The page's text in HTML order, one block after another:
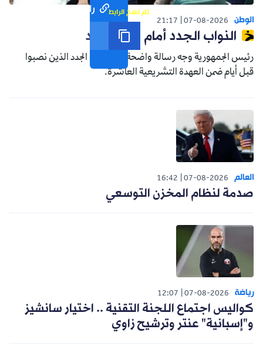
رابط مختصر تم نسخ الرابط
الوطن 07-08-2026
21:17
النواب الجدد أمام واقع جديد
رئيس الجمهورية وجه رسالة واضحة إلى النواب الجدد الذين نصبوا
قبل أيام ضمن العهدة التشريعية العاشرة.
العالم 07-08-2026
16:42
صدمة لنظام المخزن التوسعي
رياضة 07-08-2026
12:07
كواليس اجتماع اللجنة التقنية .. اختيار سانشيز
و"إسبانية" عنتر وترشيح زاوي